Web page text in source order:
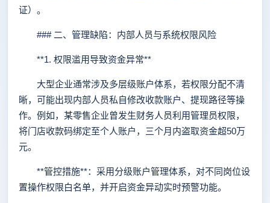
证）。
### 二、管理缺陷：内部人员与系统权限风险
**1. 权限滥用导致资金异常**
大型企业通常涉及多层级账户体系，若权限分配不清
晰，可能出现内部人员私自修改收款账户、提现路径等操
作。例如，某零售企业曾发生财务人员利用管理员权限，
将门店收款码绑定至个人账户，三个月内盗取资金超50万
元。
**管控措施**：采用分级账户管理体系，对不同岗位设
置操作权限白名单，并开启资金异动实时预警功能。